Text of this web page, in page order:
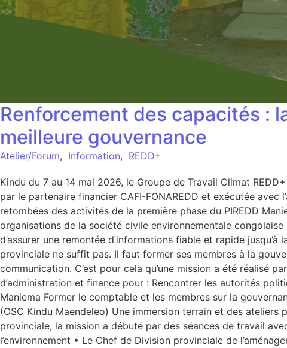
Renforcement des capacités :
meilleure gouvernance
Atelier/Forum, Information, REDD+
Kindu du 7 au 14 mai 2026, le Groupe de Travail Climat
par le partenaire financier CAFI-FONAREDD et exécutée
retombées des activités de la première phase du PIREDD
organisations de la société civile environnementale
d’assurer une remontée d’informations fiable et rapide
provinciale ne suffit pas. Il faut former ses membres à la
communication. C’est pour cela qu’une mission a été réalisé
d’administration et finance pour : Rencontrer les autorités
Maniema Former le comptable et les membres sur la
(OSC Kindu Maendeleo) Une immersion terrain et des
provinciale, la mission a débuté par des séances de travail
l’environnement • Le Chef de Division provinciale de